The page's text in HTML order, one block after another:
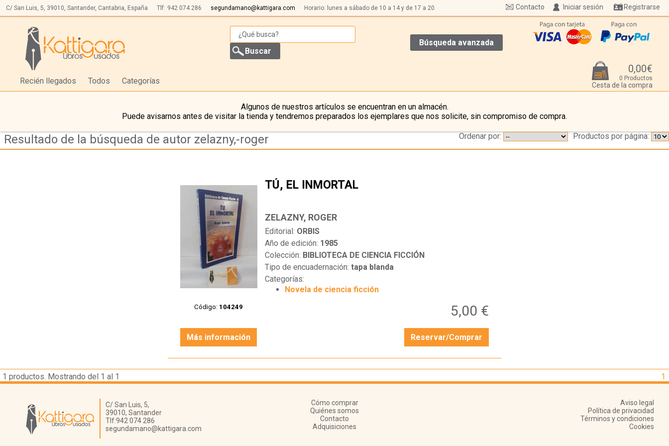
C/ San Luis, 5, 39010, Santander, Cantabria, España Tlf: 942 074 286 segundamano@kattigara.com Horario: lunes a sábado de 10 a 14 y de 17 a 20. Iniciar sesión Registrarse
Contacto
Búsqueda avanzada
Recién llegados Todos Categorías
0,00€
0 Productos
Cesta de la compra
Algunos de nuestros artículos se encuentran en un almacén.
Puede avisarnos antes de visitar la tienda y tendremos preparados los ejemplares que nos solicite, sin compromiso de compra.
Resultado de la búsqueda de autor zelazny,-roger Productos por página:
Ordenar por:
Código: 104249
TÚ, EL INMORTAL
ZELAZNY, ROGER
Editorial: ORBIS
Año de edición: 1985
Colección: BIBLIOTECA DE CIENCIA FICCIÓN
Tipo de encuadernación: tapa blanda
Categorías:
Novela de ciencia ficción
5,00 €
Más información Reservar/Comprar
1 productos. Mostrando del 1 al 1 1
Librería Kattigara
C/ San Luis, 5,
39010, Santander
Tlf:942 074 286
segundamano@kattigara.com
Cómo comprar
Quiénes somos
Contacto
Adquisiciones
Aviso legal
Política de privacidad
Términos y condiciones
Cookies